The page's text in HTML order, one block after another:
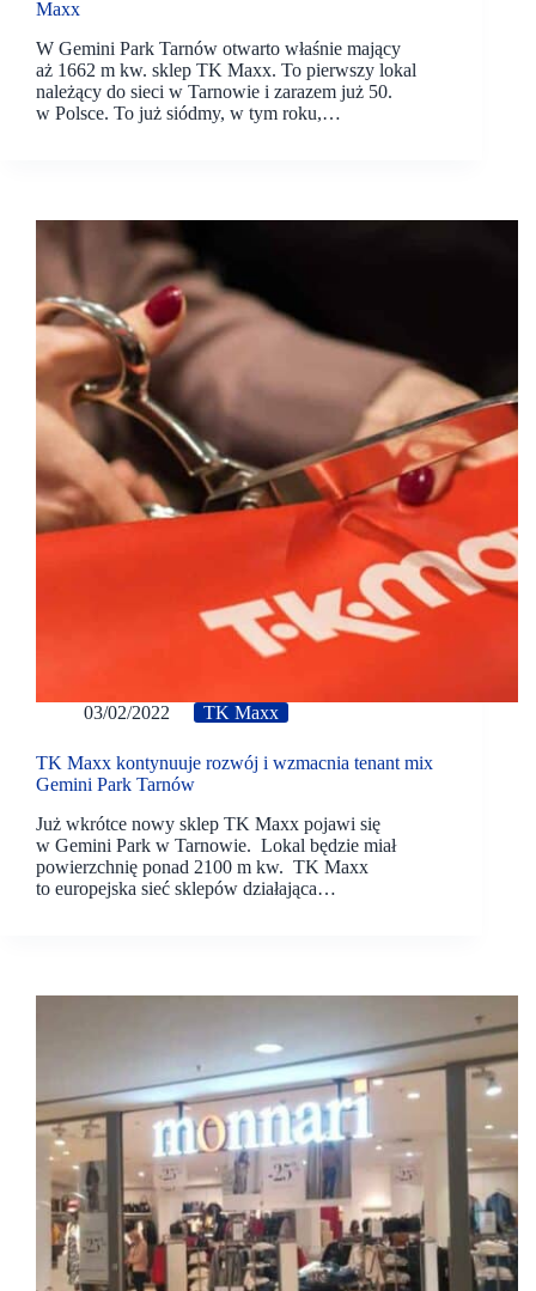
Maxx
W Gemini Park Tarnów otwarto właśnie mający
aż 1662 m kw. sklep TK Maxx. To pierwszy lokal
należący do sieci w Tarnowie i zarazem już 50.
w Polsce. To już siódmy, w tym roku,…
03/02/2022 TK Maxx
TK Maxx kontynuuje rozwój i wzmacnia tenant mix
Gemini Park Tarnów
Już wkrótce nowy sklep TK Maxx pojawi się
w Gemini Park w Tarnowie. Lokal będzie miał
powierzchnię ponad 2100 m kw. TK Maxx
to europejska sieć sklepów działająca…